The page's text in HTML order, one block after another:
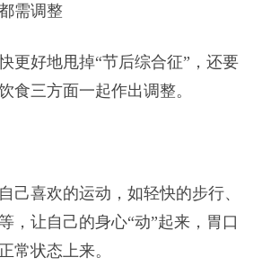
需调整
更好地甩掉“节后综合征”，还要
食三方面一起作出调整。
己喜欢的运动，如轻快的步行、
，让自己的身心“动”起来，胃口
常状态上来。